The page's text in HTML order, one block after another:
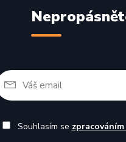
Souhlasím se